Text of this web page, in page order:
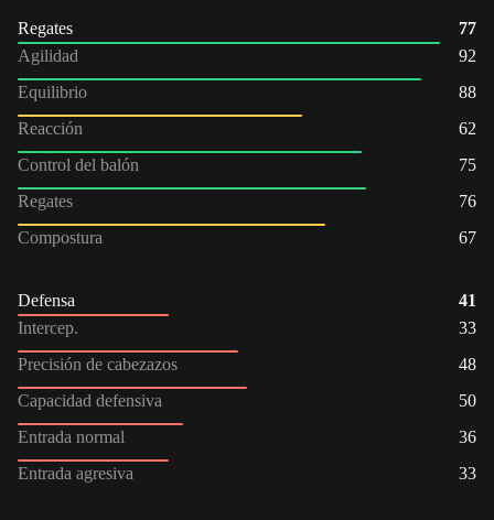
Regates
77
Agilidad
92
Equilibrio
88
Reacción
62
Control del balón
75
Regates
76
Compostura
67
Defensa
41
Intercep.
33
Precisión de cabezazos
48
Capacidad defensiva
50
Entrada normal
36
Entrada agresiva
33